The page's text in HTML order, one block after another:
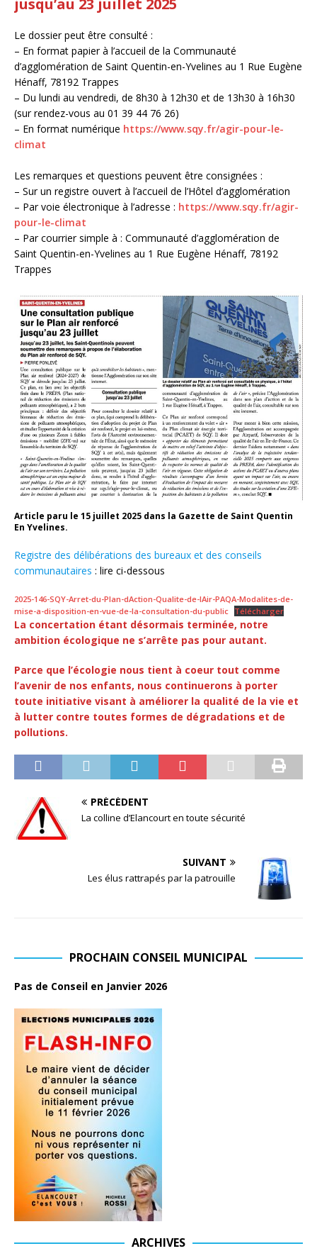
jusqu’au 23 juillet 2025
Le dossier peut être consulté :
– En format papier à l’accueil de la Communauté
d’agglomération de Saint Quentin-en-Yvelines au 1 Rue Eugène
Hénaff, 78192 Trappes
– Du lundi au vendredi, de 8h30 à 12h30 et de 13h30 à 16h30
(sur rendez-vous au 01 39 44 76 26)
– En format numérique https://www.sqy.fr/agir-pour-le-
climat
Les remarques et questions peuvent être consignées :
– Sur un registre ouvert à l’accueil de l’Hôtel d’agglomération
– Par voie électronique à l’adresse : https://www.sqy.fr/agir-
pour-le-climat
– Par courrier simple à : Communauté d’agglomération de
Saint Quentin-en-Yvelines au 1 Rue Eugène Hénaff, 78192
Trappes
Article paru le 15 juillet 2025 dans la Gazette de Saint Quentin
En Yvelines.
Registre des délibérations des bureaux et des conseils
communautaires : lire ci-dessous
2025-146-SQY-Arret-du-Plan-dAction-Qualite-de-lAir-PAQA-Modalites-de-
mise-a-disposition-en-vue-de-la-consultation-du-public Télécharger
La concertation étant désormais terminée, notre
ambition écologique ne s’arrête pas pour autant.
Parce que l’écologie nous tient à coeur tout comme
l’avenir de nos enfants, nous continuerons à porter
toute initiative visant à améliorer la qualité de la vie et
à lutter contre toutes formes de dégradations et de
pollutions.
PRÉCÉDENT
La colline d’Elancourt en toute sécurité
SUIVANT
Les élus rattrapés par la patrouille
PROCHAIN CONSEIL MUNICIPAL
Pas de Conseil en Janvier 2026
ARCHIVES